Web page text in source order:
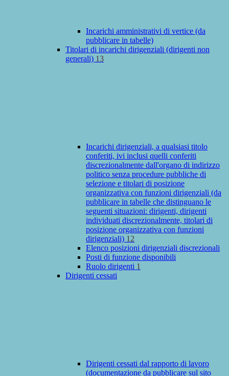
Incarichi amministrativi di vertice (da
pubblicare in tabelle)
Titolari di incarichi dirigenziali (dirigenti non
generali) 13
Incarichi dirigenziali, a qualsiasi titolo
conferiti, ivi inclusi quelli conferiti
discrezionalmente dall'organo di indirizzo
politico senza procedure pubbliche di
selezione e titolari di posizione
organizzativa con funzioni dirigenziali (da
pubblicare in tabelle che distinguano le
seguenti situazioni: dirigenti, dirigenti
individuati discrezionalmente, titolari di
posizione organizzativa con funzioni
dirigenziali) 12
Elenco posizioni dirigenziali discrezionali
Posti di funzione disponibili
Ruolo dirigenti 1
Dirigenti cessati
Dirigenti cessati dal rapporto di lavoro
(documentazione da pubblicare sul sito